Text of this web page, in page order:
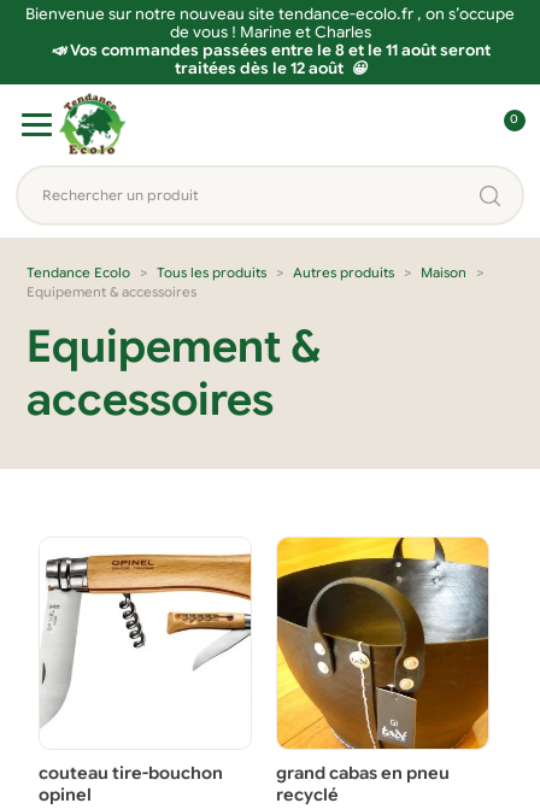
Bienvenue sur notre nouveau site tendance-ecolo.fr , on s’occupe
de vous ! Marine et Charles
📣 Vos commandes passées entre le 8 et le 11 août seront
traitées dès le 12 août 😀
navigation
contenu
Rechercher
un
produit...
o
n
e
0
Tendance Ecolo Tous les produits Autres produits
Maison
Equipement & accessoires
Equipement &
accessoires
couteau tire-bouchon
opinel
grand cabas en pneu
recyclé